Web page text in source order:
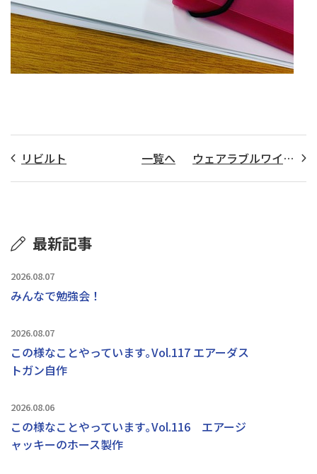
リビルト 一覧へ ウェアラブルワイヤレススピーカー^^
最新記事
2026.08.07
みんなで勉強会！
2026.08.07
この様なことやっています｡Vol.117 エアーダス
トガン自作
2026.08.06
この様なことやっています｡Vol.116 エアージ
ャッキーのホース製作